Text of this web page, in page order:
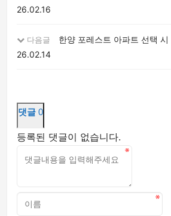
26.02.16
다음글
한양 포레스트 아파트 선택
26.02.14
댓글 0
등록된 댓글이 없습니다.